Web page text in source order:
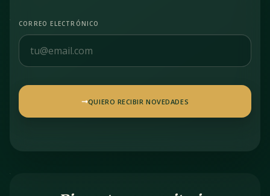
CORREO ELECTRÓNICO
QUIERO RECIBIR NOVEDADES